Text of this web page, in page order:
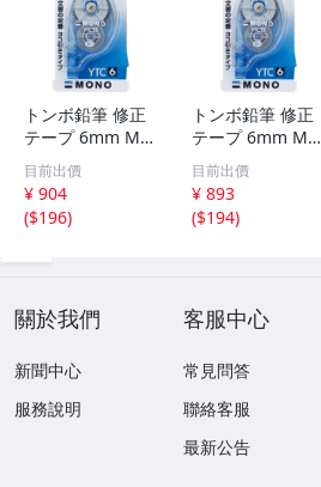
トンボ鉛筆 修正
テープ 6mm MO
NO モノYTC (消
しやすい横引きタ
イプ) 使い切りタ
イプ 16m CT-YTC
目前出價
¥ 904
($196)
トンボ鉛筆 修正
テープ 6mm MO
NO モノYTC (消
しやすい横引きタ
イプ) 使い切りタ
イプ 16m CT-YTC
目前出價
¥ 893
($194)
關於我們
新聞中心
服務說明
客服中心
常見問答
聯絡客服
最新公告